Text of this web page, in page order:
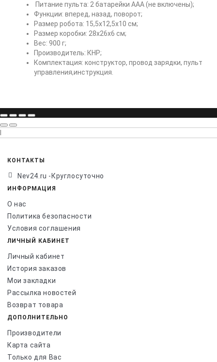
Питание пульта: 2 батарейки ААА (не включены);
Функции: вперед, назад, поворот;
Размер робота: 15,5х12,5х10 см;
Размер коробки: 28х26х6 см;
Вес: 900 г;
Производитель: КНР;
Комплектация: конструктор, провод зарядки, пульт
управления,инструкция.
КОНТАКТЫ
Nev24.ru -Круглосуточно
ИНФОРМАЦИЯ
О нас
Политика безопасности
Условия соглашения
ЛИЧНЫЙ КАБИНЕТ
Личный кабинет
История заказов
Мои закладки
Рассылка новостей
Возврат товара
ДОПОЛНИТЕЛЬНО
Производители
Карта сайта
Только для Вас